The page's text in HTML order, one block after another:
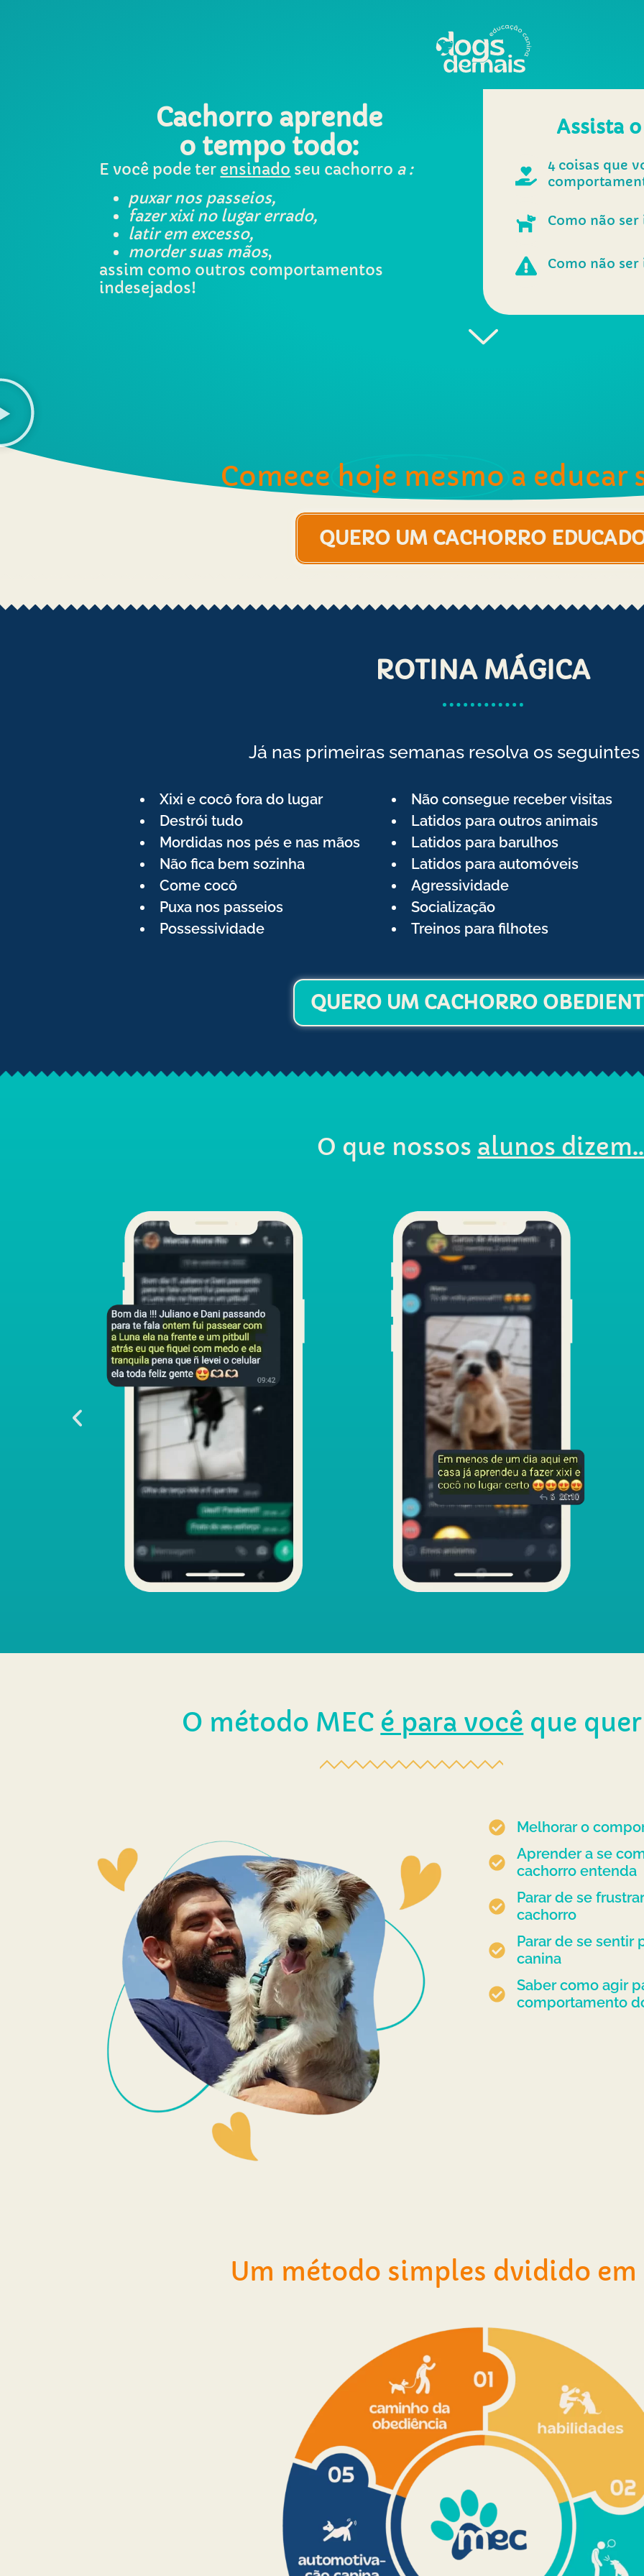
E você pode ter ensinado seu cachorro a :
puxar nos passeios,
fazer xixi no lugar errado,
latir em excesso,
morder suas mãos,
assim como outros comportamentos
indesejados!
Cachorro aprende
o tempo todo:
Assista
4 coisas que
Como não
Como não
Comece hoje mesmo a educar
QUERO UM CACHORRO
ROTINA MÁGICA
Já nas primeiras semanas resolva os seguintes
Xixi e cocô fora do lugar
Destrói tudo
Mordidas nos pés e nas mãos
Não fica bem sozinha
Come cocô
Puxa nos passeios
Possessividade
Não consegue receber visitas
Latidos para outros animais
Latidos para barulhos
Latidos para automóveis
Agressividade
Socialização
Treinos para filhotes
QUERO UM CACHORRO
O que nossos alunos
O método MEC é para você que quer
Melhorar o
Aprender a se
cachorro entenda
Parar de se
cachorro
Parar de se sentir
canina
Saber como agir
comportamento
Um método simples dvidido em